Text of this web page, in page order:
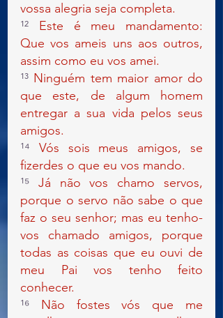
vossa alegria seja completa.
¹² Este é meu mandamento:
Que vos ameis uns aos outros,
assim como eu vos amei.
¹³ Ninguém tem maior amor do
que este, de algum homem
entregar a sua vida pelos seus
amigos.
¹⁴ Vós sois meus amigos, se
fizerdes o que eu vos mando.
¹⁵ Já não vos chamo servos,
porque o servo não sabe o que
faz o seu senhor; mas eu tenho-
vos chamado amigos, porque
todas as coisas que eu ouvi de
meu Pai vos tenho feito
conhecer.
¹⁶ Não fostes vós que me